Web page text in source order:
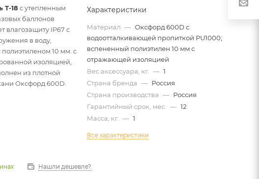
Т-18 с утепленным
баллонов
влагозащиту IP67 с
в воду,
10 мм. с
изоляцией,
из плотной
Оксфорд 600D.
Характеристики
Материал — Оксфорд 600D c
водоотталкивающей пропиткой PU1000;
вспененный полиэтилен 10 мм с
отражающей изоляцией
Вес аксессуара, кг.
— 1
Страна бренда — Россия
Страна производства — Россия
Гарантийный срок, мес.
— 12
Масса, кг.
— 1
Все характеристики
Нашли дешевле?